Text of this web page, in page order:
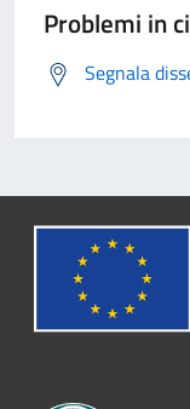
Problemi in
Segnala